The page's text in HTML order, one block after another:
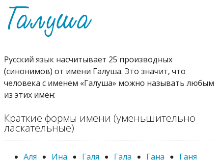
Русский язык насчитывает 25 производных
(синонимов) от имени Галуша. Это значит, что
человека с именем «Галуша» можно называть любым
из этих имён:
Краткие формы имени (уменьшительно
ласкательные)
Аля Ина Галя Гала Гана
Ганя